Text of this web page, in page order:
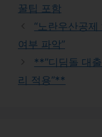
꿀팁 포함
“노란우산공
여부 파악”
**”디딤돌 대
리 적용”**